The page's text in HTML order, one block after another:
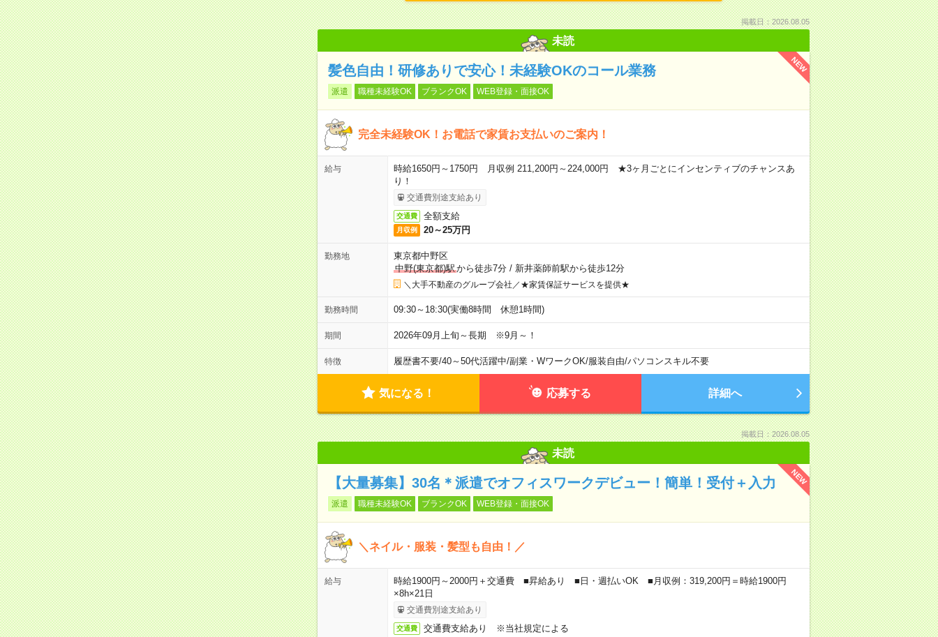
掲載日：2026.08.05
未読
NEW
髪色自由！研修ありで安心！未経験OKのコール業務
派遣 職種未経験OK ブランクOK WEB登録・面接OK
完全未経験OK！お電話で家賃お支払いのご案内！
給与
時給1650円～1750円 月収例 211,200円～224,000円 ★3ヶ月ごとにインセンティブのチャンスあ
り！
交通費別途支給あり
交通費 全額支給
月収例 20～25万円
勤務地
東京都中野区
中野(東京都)駅から徒歩7分/ 新井薬師前駅から徒歩12分
＼大手不動産のグループ会社／★家賃保証サービスを提供★
勤務時間 09:30～18:30(実働8時間 休憩1時間)
期間 2026年09月上旬～長期 ※9月～！
特徴 履歴書不要/40～50代活躍中/副業・WワークOK/服装自由/パソコンスキル不要
気になる！ 応募する 詳細へ
掲載日：2026.08.05
未読
NEW
【大量募集】30名＊派遣でオフィスワークデビュー！簡単！受付＋入力
派遣 職種未経験OK ブランクOK WEB登録・面接OK
＼ネイル・服装・髪型も自由！／
給与
時給1900円～2000円＋交通費 ■昇給あり ■日・週払いOK ■月収例：319,200円＝時給1900円
×8h×21日
交通費別途支給あり
交通費 交通費支給あり ※当社規定による